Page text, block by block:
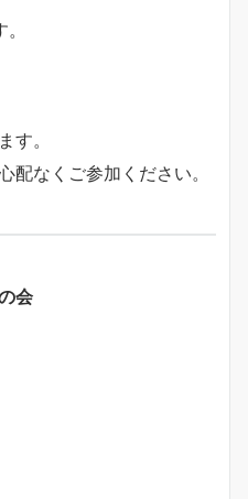
す。
配なくご参加ください。
会